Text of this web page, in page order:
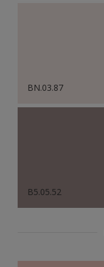
BN.03.87
B5.05.52